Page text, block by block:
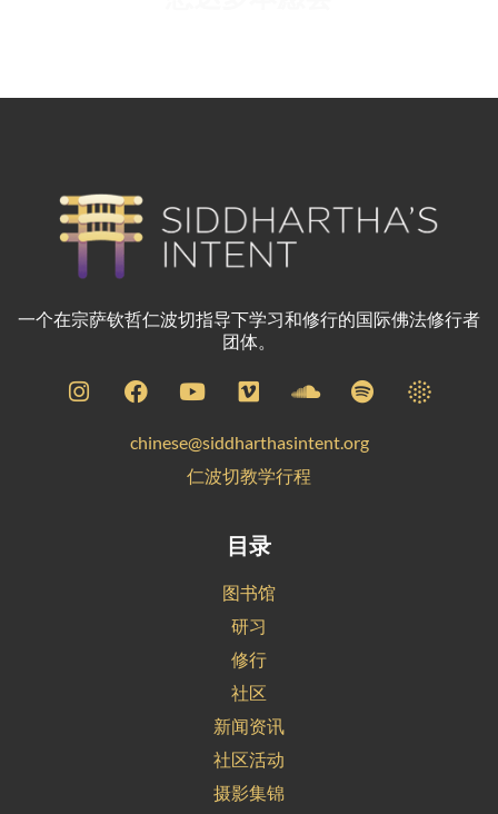
一个在宗萨钦哲仁波切指导下学习和修行的国际佛法修行者
团体。
chinese@siddharthasintent.org
仁波切教学行程
目录
图书馆
研习
修行
社区
新闻资讯
社区活动
摄影集锦